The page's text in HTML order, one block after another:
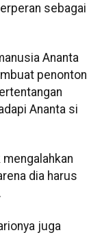
sebagai
Ananta
penonton
Ananta si
dia harus
juga